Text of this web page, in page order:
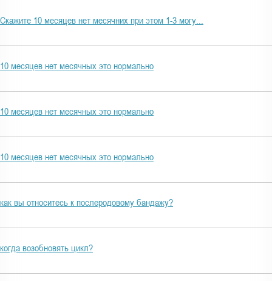
Скажите 10 месяцев нет месячних при этом 1-3 могу...
10 месяцев нет месячных это нормально
10 месяцев нет месячных это нормально
10 месяцев нет месячных это нормально
как вы относитесь к послеродовому бандажу?
когда возобновять цикл?